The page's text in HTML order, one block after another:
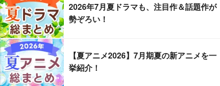
2026年7月夏ドラマも、注目作＆話題作が
勢ぞろい！
【夏アニメ2026】7月期夏の新アニメを一
挙紹介！